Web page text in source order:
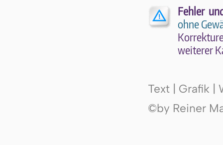
Fehler
ohne
wei­te­rer
Text | Grafik |
©by Reiner